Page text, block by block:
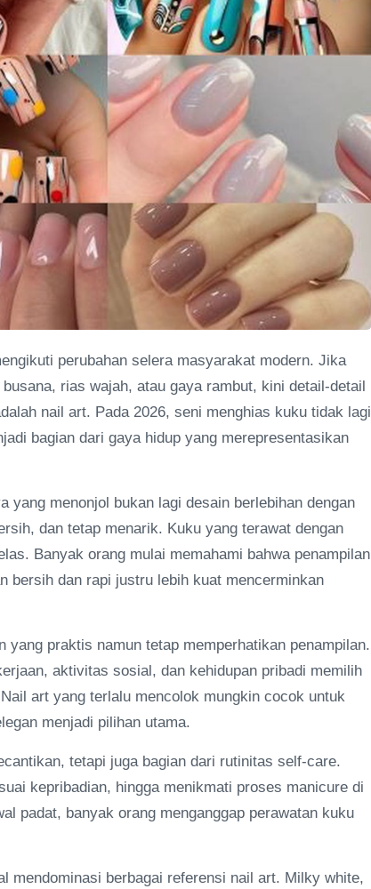
perubahan selera masyarakat modern. Jika
rias wajah, atau gaya rambut, kini detail-detail
nail art. Pada 2026, seni menghias kuku tidak lagi
bagian dari gaya hidup yang merepresentasikan
yang menonjol bukan lagi desain berlebihan dengan
dan tetap menarik. Kuku yang terawat dengan
Banyak orang mulai memahami bahwa penampilan
bersih dan rapi justru lebih kuat mencerminkan
praktis namun tetap memperhatikan penampilan.
aktivitas sosial, dan kehidupan pribadi memilih
art yang terlalu mencolok mungkin cocok untuk
menjadi pilihan utama.
tetapi juga bagian dari rutinitas self-care.
kepribadian, hingga menikmati proses manicure di
padat, banyak orang menganggap perawatan kuku
mendominasi berbagai referensi nail art. Milky white,